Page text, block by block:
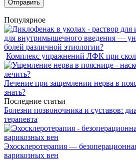
Популярное
для внутримышечного введения —
болей различной этиологии?
Комплекс упражнений ЛФК при
Лечение при защемлении нерва в
знать?
Последние статьи
Болезни позвоночника и суставов:
терапевта
Эхосклеротерапия —
варикозных вен